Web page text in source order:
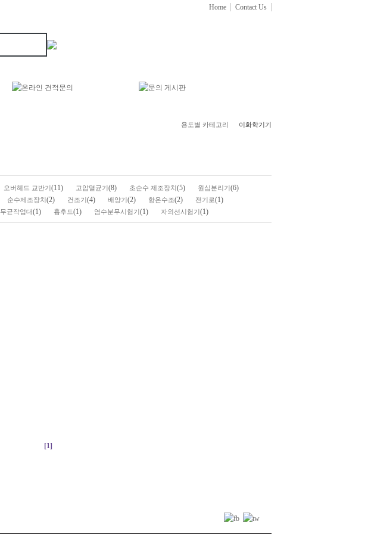
Home Contact Us
용도별 카테고리 이화학기기
오버헤드 교반기(11) 고압멸균기(8) 초순수 제조장치(5) 원심분리기(6)
순수제조장치(2) 건조기(4) 배양기(2) 항온수조(2) 전기로(1)
무균작업대(1) 흄후드(1) 염수분무시험기(1) 자외선시험기(1)
[1]